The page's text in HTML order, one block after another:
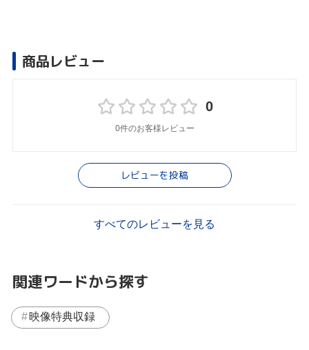
商品レビュー
0
0件のお客様レビュー
レビューを投稿
すべてのレビューを見る
関連ワードから探す
映像特典収録